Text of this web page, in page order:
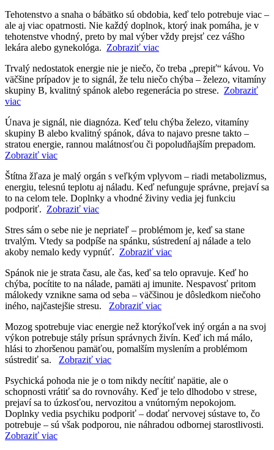
Tehotenstvo a snaha o bábätko sú obdobia, keď telo potrebuje viac –
ale aj viac opatrnosti. Nie každý doplnok, ktorý inak pomáha, je v
tehotenstve vhodný, preto by mal výber vždy prejsť cez vášho
lekára alebo gynekológa. Zobraziť viac
Trvalý nedostatok energie nie je niečo, čo treba „prepiť“ kávou. Vo
väčšine prípadov je to signál, že telu niečo chýba – železo, vitamíny
skupiny B, kvalitný spánok alebo regenerácia po strese. Zobraziť
viac
Únava je signál, nie diagnóza. Keď telu chýba železo, vitamíny
skupiny B alebo kvalitný spánok, dáva to najavo presne takto –
stratou energie, rannou malátnosťou či popoludňajším prepadom.
Zobraziť viac
Štítna žľaza je malý orgán s veľkým vplyvom – riadi metabolizmus,
energiu, telesnú teplotu aj náladu. Keď nefunguje správne, prejaví sa
to na celom tele. Doplnky a vhodné živiny vedia jej funkciu
podporiť. Zobraziť viac
Stres sám o sebe nie je nepriateľ – problémom je, keď sa stane
trvalým. Vtedy sa podpíše na spánku, sústredení aj nálade a telo
akoby nemalo kedy vypnúť. Zobraziť viac
Spánok nie je strata času, ale čas, keď sa telo opravuje. Keď ho
chýba, pocítite to na nálade, pamäti aj imunite. Nespavosť pritom
málokedy vznikne sama od seba – väčšinou je dôsledkom niečoho
iného, najčastejšie stresu. Zobraziť viac
Mozog spotrebuje viac energie než ktorýkoľvek iný orgán a na svoj
výkon potrebuje stály prísun správnych živín. Keď ich má málo,
hlási to zhoršenou pamäťou, pomalším myslením a problémom
sústrediť sa. Zobraziť viac
Psychická pohoda nie je o tom nikdy necítiť napätie, ale o
schopnosti vrátiť sa do rovnováhy. Keď je telo dlhodobo v strese,
prejaví sa to úzkosťou, nervozitou a vnútorným nepokojom.
Doplnky vedia psychiku podporiť – dodať nervovej sústave to, čo
potrebuje – sú však podporou, nie náhradou odbornej starostlivosti.
Zobraziť viac